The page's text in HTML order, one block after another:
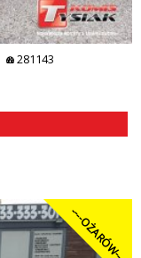
281143
----OŻARÓW----